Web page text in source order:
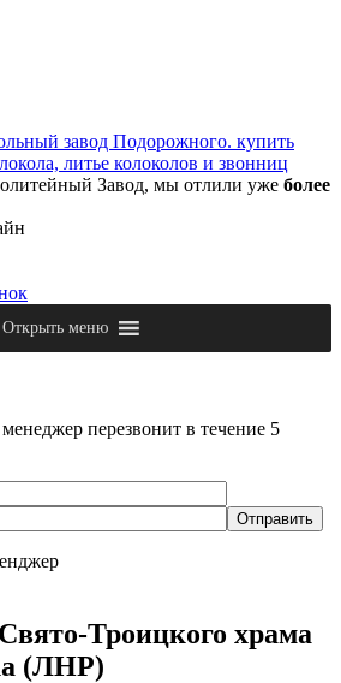
Завод, мы отлили уже более
Открыть меню
перезвонит в течение 5
Троицкого храма
(ЛНР)